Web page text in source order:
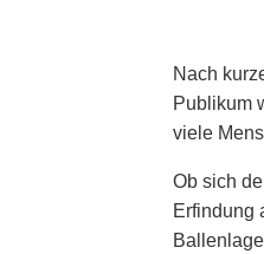
Nach
Publikum
viele
Ob sich
Erfindung